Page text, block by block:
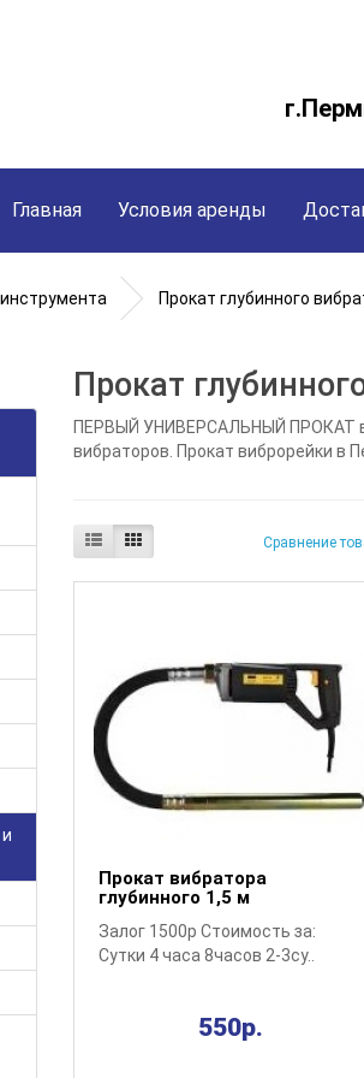
Главная Условия аренды
Прокат глубинного
Прокат
ПЕРВЫЙ УНИВЕРСАЛЬНЫЙ ПРОКАТ в
вибраторов. Прокат виброрейки в
Сравнение
Прокат вибратора
глубинного 1,5 м
Залог 1500р Стоимость за:
Сутки 4 часа 8часов 2-3су..
550р.